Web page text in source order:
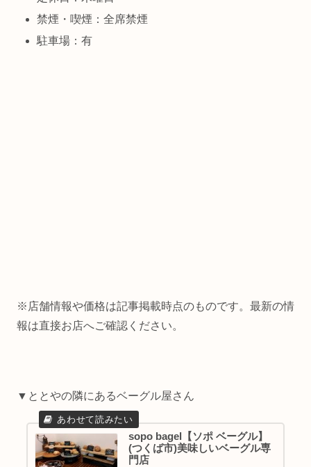
禁煙・喫煙：全席禁煙
駐車場：有
※店舗情報や価格は記事掲載時点のものです。最新の情
報は直接お店へご確認ください。
▼ととやの隣にあるベーグル屋さん
sopo bagel【ソポ ベーグル】
(つくば市)美味しいベーグル専
門店